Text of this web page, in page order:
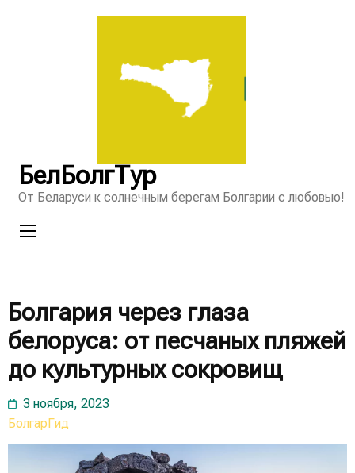
БелБолгТур
От Беларуси к солнечным берегам Болгарии с любовью!
Болгария через глаза
белоруса: от песчаных пляжей
до культурных сокровищ
3 ноября, 2023
БолгарГид